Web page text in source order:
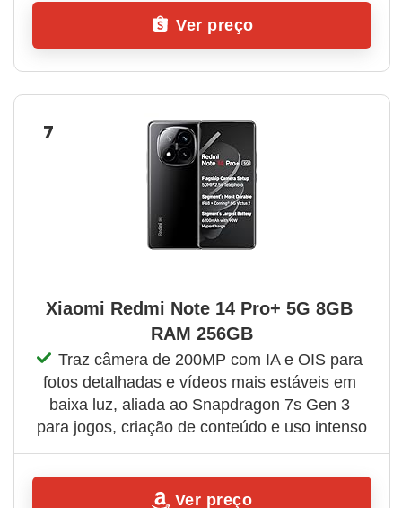
Ver preço
7
Xiaomi Redmi Note 14 Pro+ 5G 8GB
RAM 256GB
Traz câmera de 200MP com IA e OIS para
fotos detalhadas e vídeos mais estáveis em
baixa luz, aliada ao Snapdragon 7s Gen 3
para jogos, criação de conteúdo e uso intenso
Ver preço